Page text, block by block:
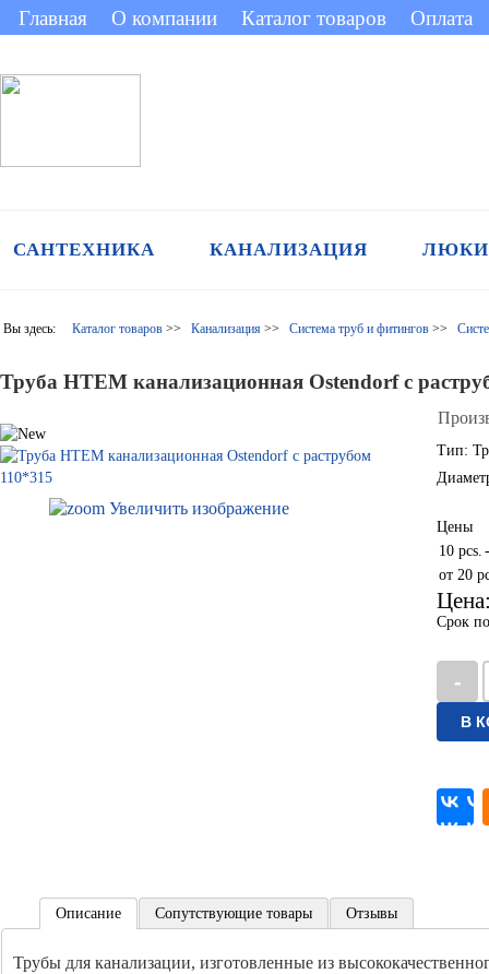
Главная О компании Каталог товаров Оплата
САНТЕХНИКА КАНАЛИЗАЦИЯ ЛЮКИ
Вы здесь: Каталог товаров >> Канализация >> Система труб и фитингов >>
Труба HTEM канализационная Ostendorf с
Увеличить изображение
Тип:
Цены
10 pcs. -
от 20
Срок
Описание
Трубы для канализации, изготовленные из
Сопутствующие товары Отзывы